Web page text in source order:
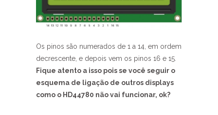
Os pinos são numerados de 1 a 14, em ordem
decrescente, e depois vem os pinos 16 e 15.
Fique atento a isso pois se você seguir o
esquema de ligação de outros displays
como o HD44780 não vai funcionar, ok?